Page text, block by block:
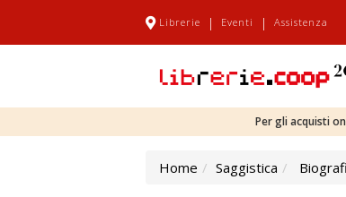
Librerie | Eventi | Assistenza
Per gli acquisti
Home Saggistica